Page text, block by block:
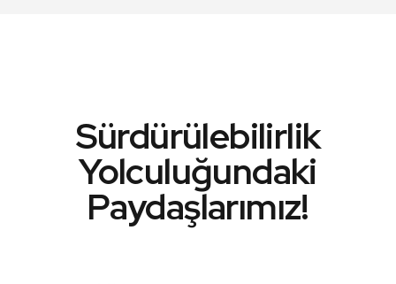
Sürdürülebilirlik
Yolculuğundaki
Paydaşlarımız!